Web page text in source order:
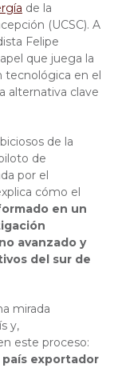
de la
(UCSC). A
Felipe
que juega la
tecnológica en el
alternativa clave
de la
de
por el
cómo el
en un
avanzado y
del sur de
mirada
y,
este proceso:
exportador